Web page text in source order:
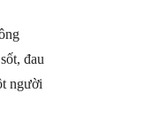
đau
người